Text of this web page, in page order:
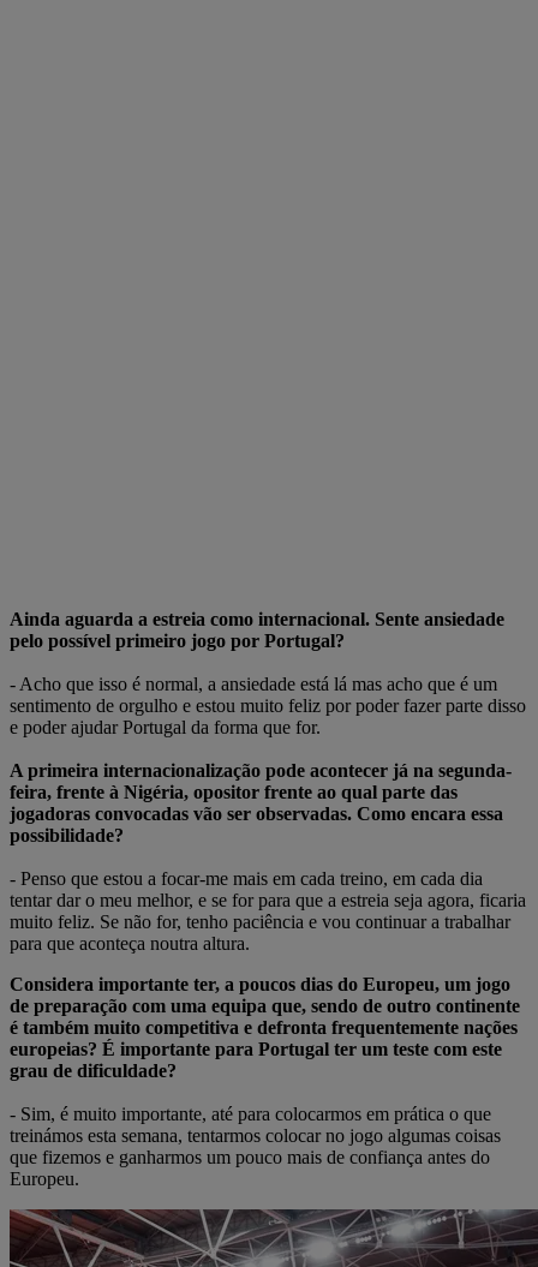
Ainda aguarda a estreia como internacional. Sente ansiedade
pelo possível primeiro jogo por Portugal?
- Acho que isso é normal, a ansiedade está lá mas acho que é um
sentimento de orgulho e estou muito feliz por poder fazer parte disso
e poder ajudar Portugal da forma que for.
A primeira internacionalização pode acontecer já na segunda-
feira, frente à Nigéria, opositor frente ao qual parte das
jogadoras convocadas vão ser observadas. Como encara essa
possibilidade?
- Penso que estou a focar-me mais em cada treino, em cada dia
tentar dar o meu melhor, e se for para que a estreia seja agora, ficaria
muito feliz. Se não for, tenho paciência e vou continuar a trabalhar
para que aconteça noutra altura.
Considera importante ter, a poucos dias do Europeu, um jogo
de preparação com uma equipa que, sendo de outro continente
é também muito competitiva e defronta frequentemente nações
europeias? É importante para Portugal ter um teste com este
grau de dificuldade?
- Sim, é muito importante, até para colocarmos em prática o que
treinámos esta semana, tentarmos colocar no jogo algumas coisas
que fizemos e ganharmos um pouco mais de confiança antes do
Europeu.